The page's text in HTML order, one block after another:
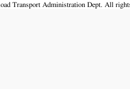
Transport Administration Dept. All